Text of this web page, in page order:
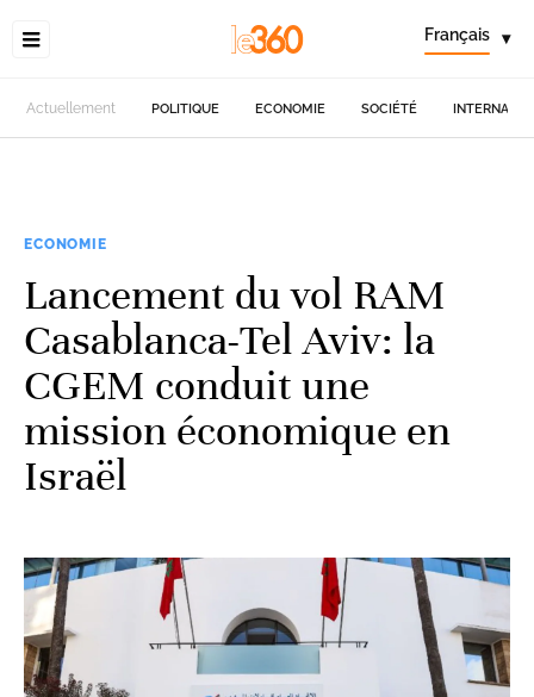
Français ▾
Actuellement POLITIQUE ECONOMIE SOCIÉTÉ
ECONOMIE
Lancement du vol RAM
Casablanca-Tel Aviv: la
CGEM conduit une
mission économique en
Israël